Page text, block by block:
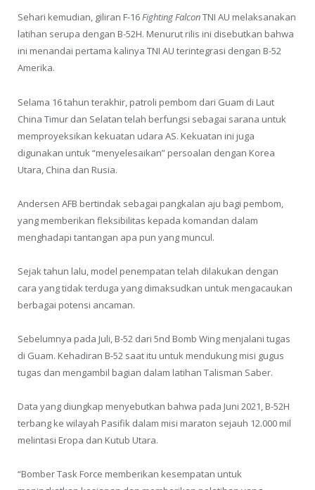
Sehari kemudian, giliran F-16Fighting FalconTNI AU melaksanakan
latihan serupa dengan B-52H. Menurut rilis ini disebutkan bahwa
ini menandai pertama kalinya TNI AU terintegrasi dengan B-52
Amerika.
Selama 16 tahun terakhir, patroli pembom dari Guam di Laut
China Timur dan Selatan telah berfungsi sebagai sarana untuk
memproyeksikan kekuatan udara AS. Kekuatan ini juga
digunakan untuk “menyelesaikan” persoalan dengan Korea
Utara, China dan Rusia.
Andersen AFB bertindak sebagai pangkalan aju bagi pembom,
yang memberikan fleksibilitas kepada komandan dalam
menghadapi tantangan apa pun yang muncul.
Sejak tahun lalu, model penempatan telah dilakukan dengan
cara yang tidak terduga yang dimaksudkan untuk mengacaukan
berbagai potensi ancaman.
Sebelumnya pada Juli, B-52 dari 5nd Bomb Wing menjalani tugas
di Guam. Kehadiran B-52 saat itu untuk mendukung misi gugus
tugas dan mengambil bagian dalam latihan Talisman Saber.
Data yang diungkap menyebutkan bahwa pada Juni 2021, B-52H
terbang ke wilayah Pasifik dalam misi maraton sejauh 12.000 mil
melintasi Eropa dan Kutub Utara.
“Bomber Task Force memberikan kesempatan untuk